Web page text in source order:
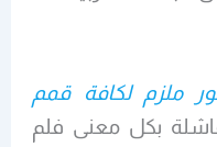
ملزم لكافة قمم
بكل معنى فلم